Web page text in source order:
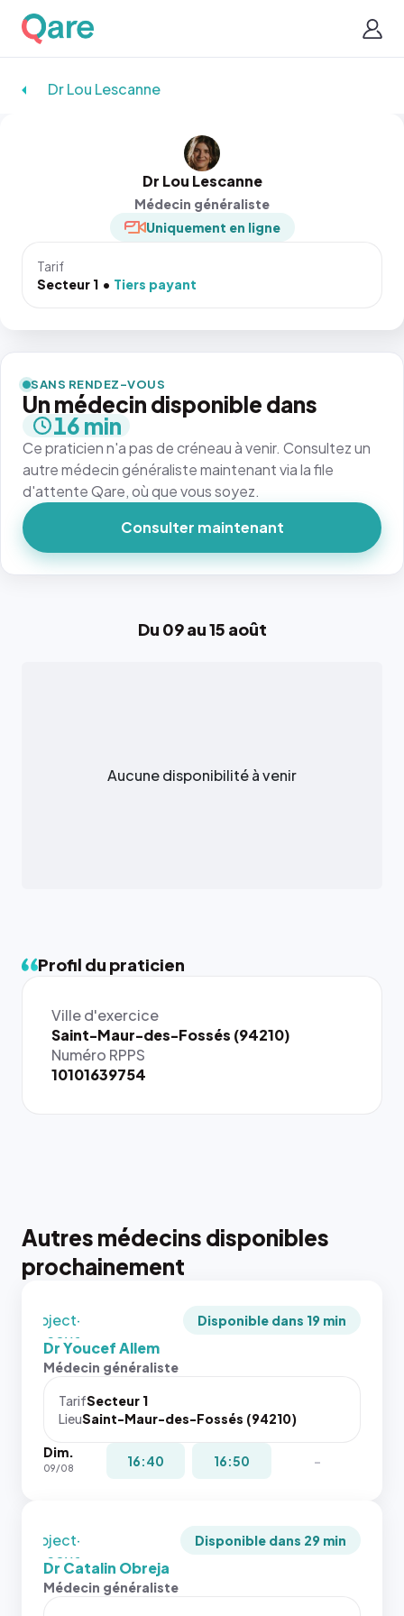
Dr Lou Lescanne
Dr Lou Lescanne
Médecin généraliste
Uniquement en ligne
Tarif
Secteur 1
Tiers payant
Du 09 au 15 août
Aucune disponibilité à venir
Profil du praticien
Ville d'exercice
Saint-Maur-des-Fossés (94210)
Numéro RPPS
10101639754
SANS RENDEZ-VOUS
Un médecin disponible dans
16 min
Ce praticien n'a pas de créneau à venir. Consultez un
autre médecin généraliste maintenant via la file
d'attente Qare, où que vous soyez.
Consulter maintenant
Autres médecins disponibles
prochainement
{# 40×40
: la taille
rendue par
`.profile-
puisque la
photo est
recadrée
`object-
fit: cover`.
Sans ces
navigateur
pas la
place, et
dernières
images de
l'annuaire
dans ce
Disponible dans 19 min
Dr Youcef Allem
Médecin généraliste
TarifSecteur 1
LieuSaint-Maur-des-Fossés (94210)
Dim.
09/08 16:40 16:50 -
{# 40×40
: la taille
rendue par
picture`,
et un
rapport 1:1
juste à
toutes les
puisque la
`object-
fit: cover`.
Sans ces
Disponible dans 29 min
Dr Catalin Obreja
Médecin généraliste